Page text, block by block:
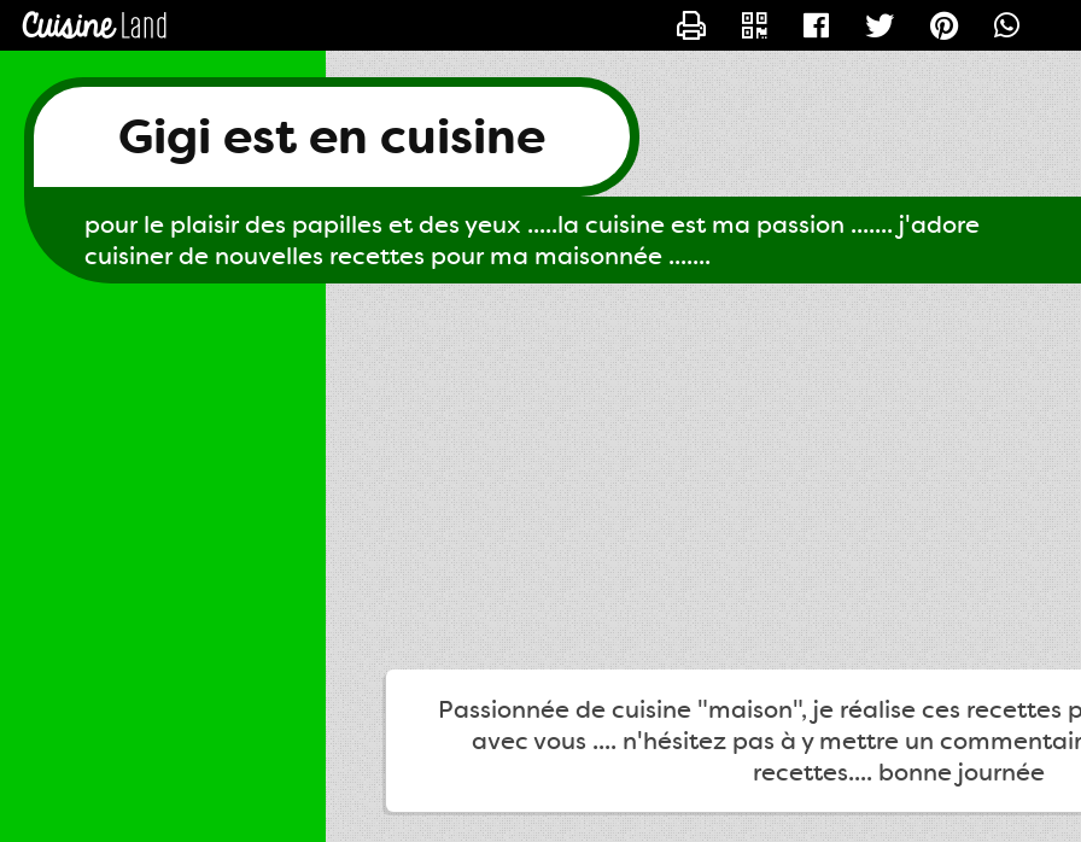
Gigi est en cuisine
pour le plaisir des papilles et des yeux .....la cuisine est ma passion ....... j'adore
cuisiner de nouvelles recettes pour ma maisonnée .......
Passionnée de cuisine "maison", je réalise ces recettes
avec vous .... n'hésitez pas à y mettre un
recettes.... bonne journée
CONTACTER GIGI61